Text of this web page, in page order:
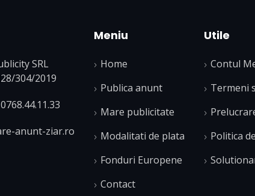
SRL
304/2019
0768.44.11.33
anunt-ziar.ro
Meniu
Home
Publica anunt
Mare publicitate
Modalitati de plata
Fonduri Europene
Contact
Utile
Contul
Termeni
Politica